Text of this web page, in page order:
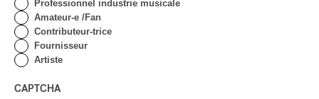
Professionnel industrie musicale
Amateur-e /Fan
Contributeur-trice
Fournisseur
Artiste
CAPTCHA